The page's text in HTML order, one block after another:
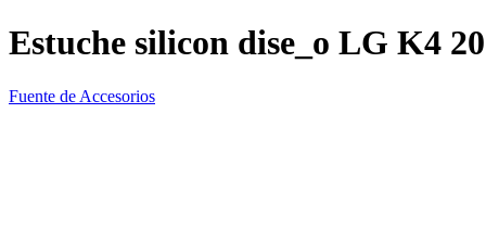
Estuche silicon dise_o LG K4
Fuente de Accesorios